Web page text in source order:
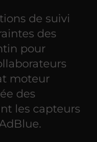
de suivi
des
pour
moteur
des
les capteurs